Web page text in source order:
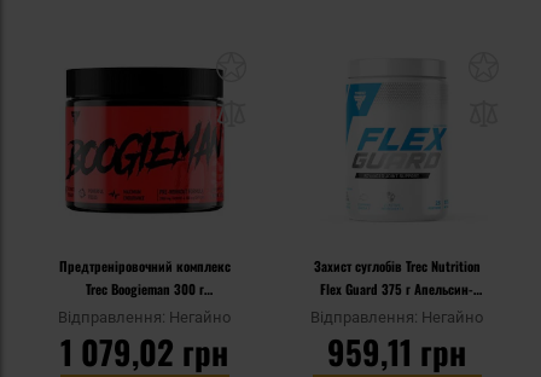
Предтреніровочний комплекс
Trec Boogieman 300 г
льодяники
Відправлення: Негайно
1 079,02 грн
Захист суглобів Trec Nutrition
Flex Guard 375 г Апельсин-
Манго - дієтична добавка
Відправлення: Негайно
959,11 грн